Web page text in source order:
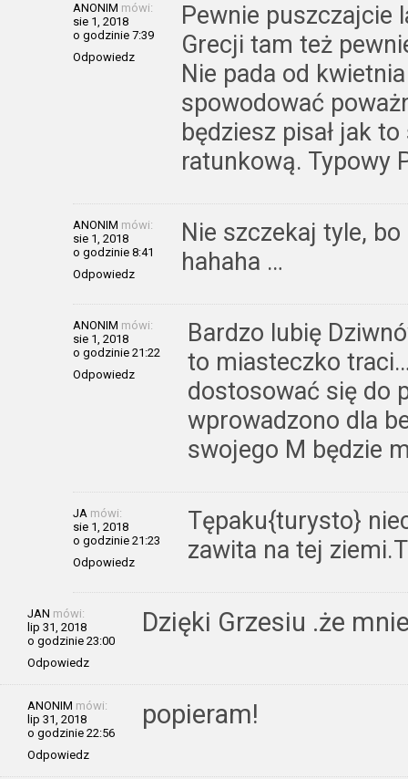
ANONIM mówi:
sie 1, 2018
o godzinie 7:39
Odpowiedz
Pewnie puszczajcie
Grecji tam też
Nie pada od
spowodować
będziesz pisał jak
ratunkową. Typowy
ANONIM mówi:
sie 1, 2018
o godzinie 8:41
Odpowiedz
Nie szczekaj tyle,
hahaha …
ANONIM mówi:
sie 1, 2018
o godzinie 21:22
Odpowiedz
Bardzo lubię
to miasteczko
dostosować się do
wprowadzono dla
swojego M będzie
JA mówi:
sie 1, 2018
o godzinie 21:23
Odpowiedz
Tępaku{turysto}
zawita na tej
JAN mówi:
lip 31, 2018
o godzinie 23:00
Odpowiedz
Dzięki Grzesiu .że
ANONIM mówi:
lip 31, 2018
o godzinie 22:56
Odpowiedz
popieram!